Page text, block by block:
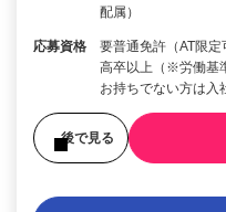
配属）
応募資格
要普通免許（AT限
高卒以上（※労働基
お持ちでない方は入
後で見る